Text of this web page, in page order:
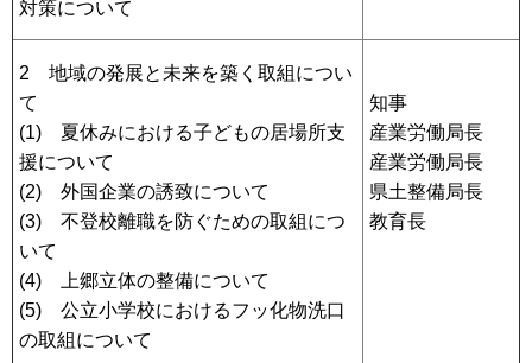
対策について
2 地域の発展と未来を築く取組につい
て
(1) 夏休みにおける子どもの居場所支
援について
(2) 外国企業の誘致について
(3) 不登校離職を防ぐための取組につ
いて
(4) 上郷立体の整備について
(5) 公立小学校におけるフッ化物洗口
の取組について
知事
産業労働局長
産業労働局長
県土整備局長
教育長